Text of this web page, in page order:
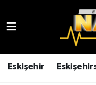
Eskişehir
Çevre
Eskişehir Hava
Eskişehir Trafik